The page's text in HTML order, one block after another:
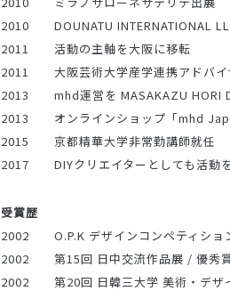
2010 DOUNATU INTERNATIONAL
2011 活動の主軸を大阪に移転
2011 大阪芸術大学産学連携アドバイ
2013 mhd運営を MASAKAZU HORI
2013 オンラインショップ「mhd
2015 京都精華大学非常勤講師就任
2017 DIYクリエイターとしても活動
受賞歴
2002 O.P.K デザインコンペティショ
2002 第15回 日中交流作品展 / 優秀
2002 第20回 日韓三大学 美術・デザ